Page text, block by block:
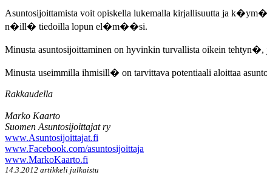
Asuntosijoittamista voit opiskella lukemalla kirjallisuutta ja
n�ill� tiedoilla lopun el�m��si.
Minusta asuntosijoittaminen on hyvinkin turvallista oikein tehtyn�,
Minusta useimmilla ihmisill� on tarvittava potentiaali aloittaa
Rakkaudella
Marko Kaarto
Suomen Asuntosijoittajat ry
www.Asuntosijoittajat.fi
www.Facebook.com/asuntosijoittaja
www.MarkoKaarto.fi
14.3.2012 artikkeli julkaistu